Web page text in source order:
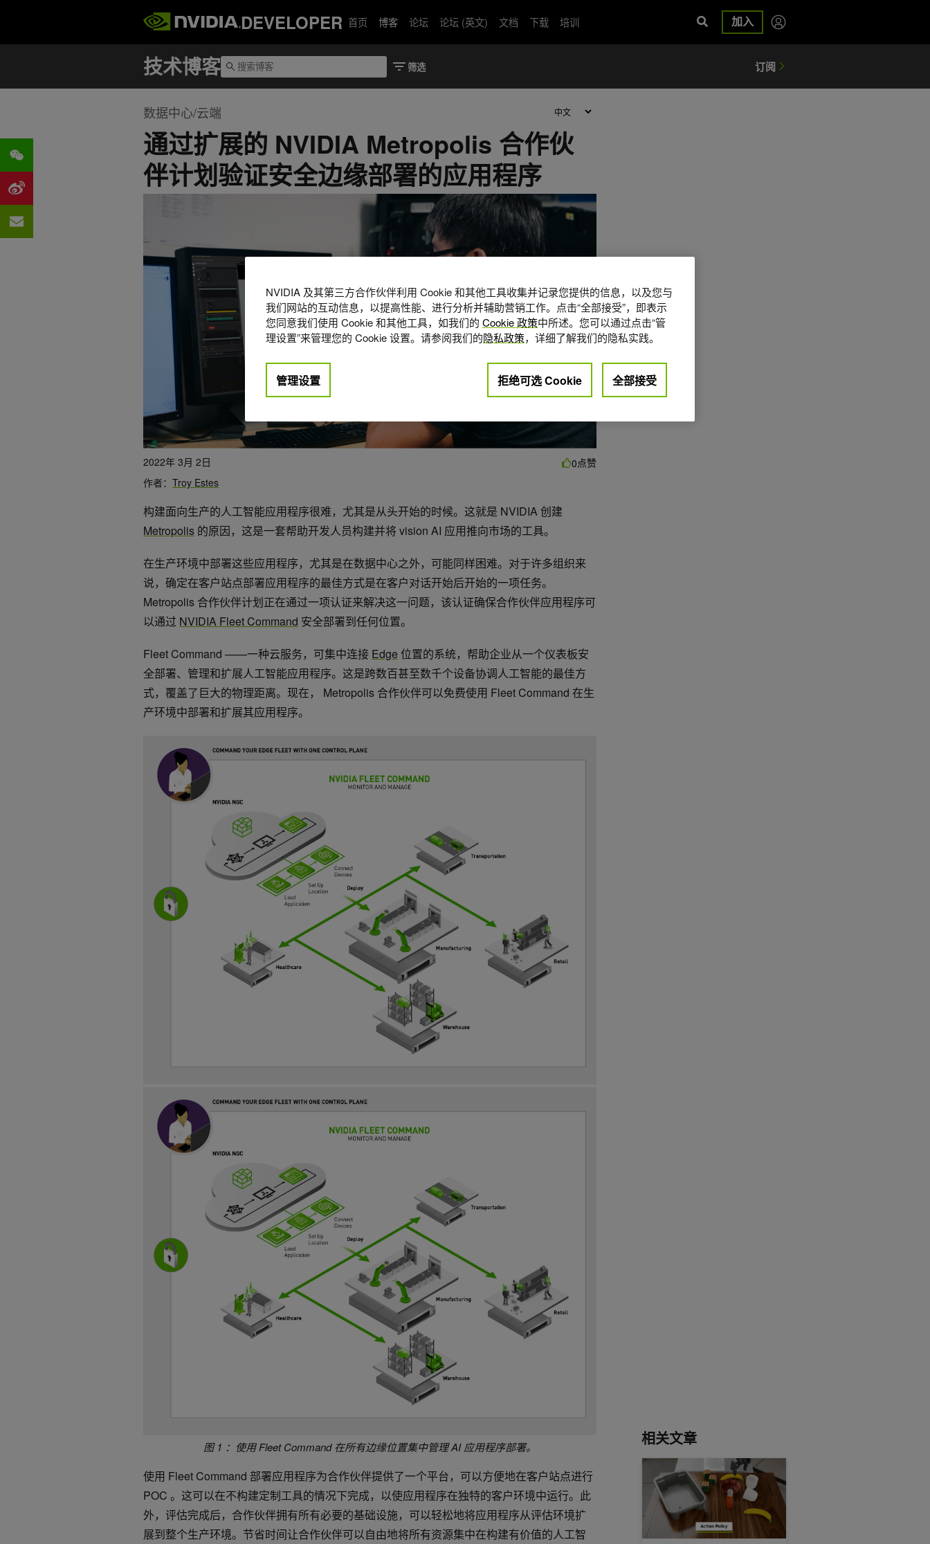
DEVELOPER 首页 博客 论坛 论坛 (英文) 文档 下载 培训 加入
数据中心/云端
通过扩展的 NVIDIA Metropolis 合作伙
伴计划验证安全边缘部署的应用程序
2022年 3月 2日
作者： Troy Estes
0点赞
构建面向生产的人工智能应用程序很难，尤其是从头开始的时候。这就是 NVIDIA 创建
Metropolis 的原因，这是一套帮助开发人员构建并将 vision AI 应用推向市场的工具。
在生产环境中部署这些应用程序，尤其是在数据中心之外，可能同样困难。对于许多组织来
说，确定在客户站点部署应用程序的最佳方式是在客户对话开始后开始的一项任务。
Metropolis 合作伙伴计划正在通过一项认证来解决这一问题，该认证确保合作伙伴应用程序可
以通过 NVIDIA Fleet Command 安全部署到任何位置。
Fleet Command ——一种云服务，可集中连接 Edge 位置的系统，帮助企业从一个仪表板安
全部署、管理和扩展人工智能应用程序。这是跨数百甚至数千个设备协调人工智能的最佳方
式，覆盖了巨大的物理距离。现在， Metropolis 合作伙伴可以免费使用 Fleet Command 在生
产环境中部署和扩展其应用程序。
图 1 ：使用 Fleet Command 在所有边缘位置集中管理 AI 应用程序部署。
使用 Fleet Command 部署应用程序为合作伙伴提供了一个平台，可以方便地在客户站点进行
POC 。这可以在不构建定制工具的情况下完成，以使应用程序在独特的客户环境中运行。此
外，评估完成后，合作伙伴拥有所有必要的基础设施，可以轻松地将应用程序从评估环境扩
展到整个生产环境。节省时间让合作伙伴可以自由地将所有资源集中在构建有价值的人工智
相关文章
超越 VLA：世界动作模型如何重塑机器人操控
NVIDIA 及其第三方合作伙伴利用 Cookie 和其他工具收集并记录您提供的信息，以及您与
我们网站的互动信息，以提高性能、进行分析并辅助营销工作。点击“全部接受”，即表示
您同意我们使用 Cookie 和其他工具，如我们的 Cookie 政策中所述。您可以通过点击“管
理设置”来管理您的 Cookie 设置。请参阅我们的隐私政策，详细了解我们的隐私实践。
管理设置 拒绝可选 Cookie 全部接受